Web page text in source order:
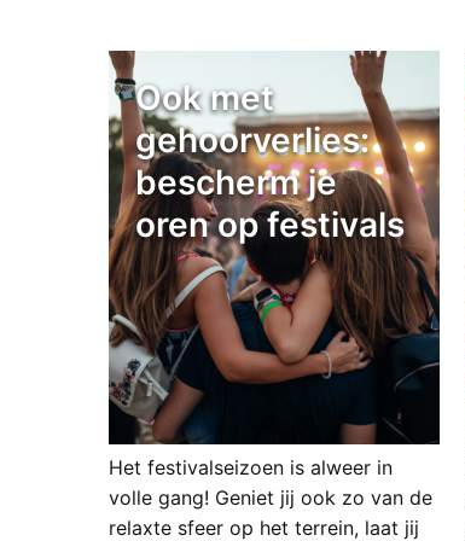
Ook met
gehoorverlies:
bescherm je
oren op festivals
Het festivalseizoen is alweer in
volle gang! Geniet jij ook zo van de
relaxte sfeer op het terrein, laat jij